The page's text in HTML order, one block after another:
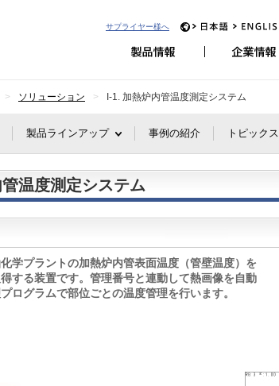
サプライヤー様へ JP
ソリューション I-1. 加熱炉内管温度測定システム
製品ラインアップ 事例の紹介 トピックス
温度測定システム
学プラントの加熱炉内管表面温度（管壁温度）を
する装置です。管理番号と連動して熱画像を自動
ログラムで部位ごとの温度管理を行います。